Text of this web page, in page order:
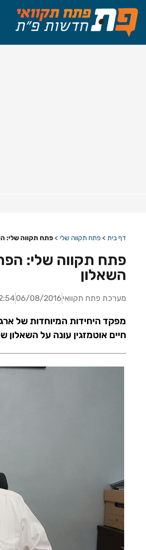
דף בית > פתח תקווה שלי >פתח תקווה שלי:
פתח תקווה שלי:
השאלון
מערכת פתח תקוואי 06/08/2016
מפקד היחידות המיוחדות של
חיים אוטמזגין עונה על